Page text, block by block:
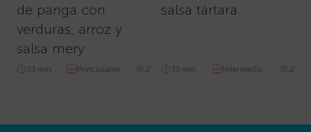
de panga con
verduras, arroz y
salsa mery
35 min Principiante 2
salsa tártara
35 min Intermedio 2